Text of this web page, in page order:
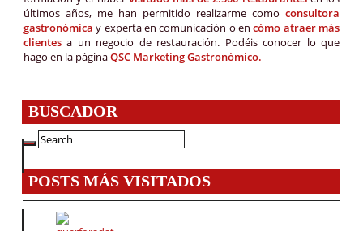
últimos años, me han permitido realizarme como consultora
gastronómicay experta en comunicación o encómo atraer más
clientes a un negocio de restauración. Podéis conocer lo que
hago en la páginaQSC Marketing Gastronómico.
BUSCADOR
POSTS MÁS VISITADOS